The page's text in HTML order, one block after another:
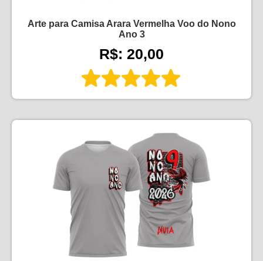
Arte para Camisa Arara Vermelha Voo do Nono
Ano 3
R$: 20,00